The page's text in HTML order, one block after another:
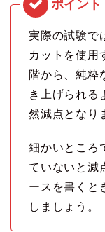
実際の試験で
カットを使用
階から、純粋
き上げられる
然減点となり
細かいところ
ていないと減
ースを書くと
しましょう。